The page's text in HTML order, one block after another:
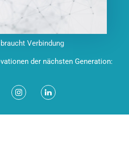
Verbindung
der nächsten Generation: